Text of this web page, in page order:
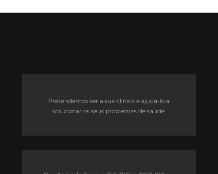
Pretendemos ser a sua clínica e ajudá-lo a
solucionar os seus problemas de saúde.